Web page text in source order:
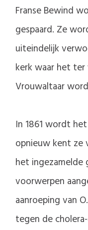
Franse Bewind
gespaard. Ze
uiteindelijk
kerk waar het
Vrouwaltaar
In 1861 wordt
opnieuw kent ze
het
voorwerpen
aanroeping van
tegen de